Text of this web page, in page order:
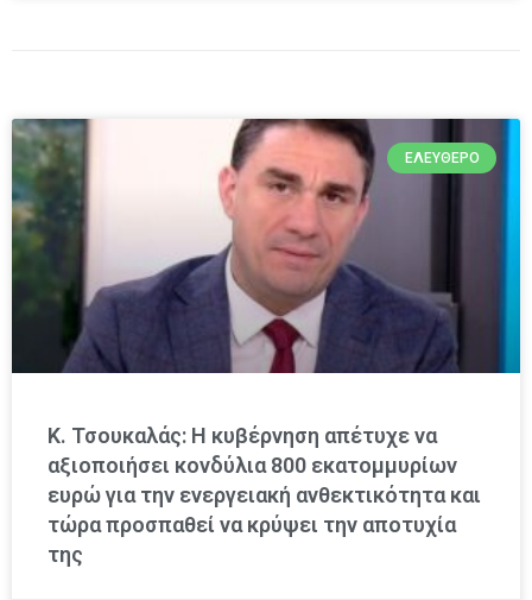
ΕΛΕΎΘΕΡΟ
Κ. Τσουκαλάς: Η κυβέρνηση απέτυχε να
αξιοποιήσει κονδύλια 800 εκατομμυρίων
ευρώ για την ενεργειακή ανθεκτικότητα και
τώρα προσπαθεί να κρύψει την αποτυχία
της